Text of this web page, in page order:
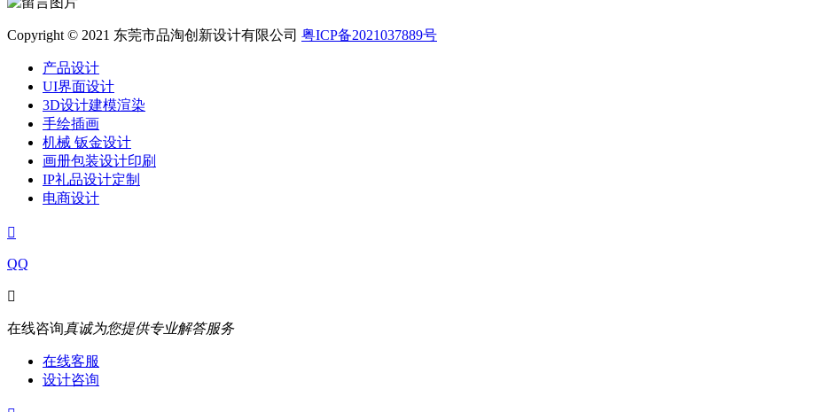
Copyright © 2021 东莞市品淘创新设计有限公司 粤ICP备2021037889号
产品设计
UI界面设计
3D设计建模渲染
手绘插画
机械 钣金设计
画册包装设计印刷
IP礼品设计定制
电商设计

QQ

在线咨询真诚为您提供专业解答服务
在线客服
设计咨询